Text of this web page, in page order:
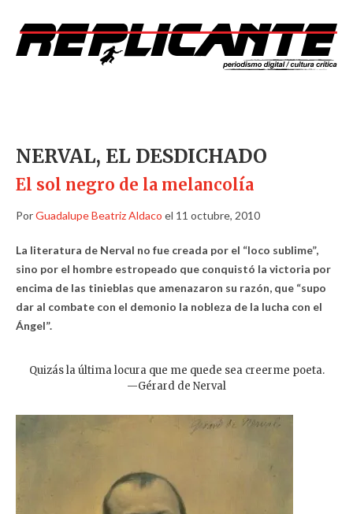
NERVAL, EL DESDICHADO
El sol negro de la melancolía
PorGuadalupe Beatriz Aldaco el 11 octubre, 2010
La literatura de Nerval no fue creada por el “loco sublime”,
sino por el hombre estropeado que conquistó la victoria por
encima de las tinieblas que amenazaron su razón, que “supo
dar al combate con el demonio la nobleza de la lucha con el
Ángel”.
Quizás la última locura que me quede sea creerme poeta.
—Gérard de Nerval